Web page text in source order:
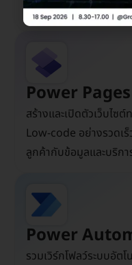
เคลื่อนผลลัพธ์ทางธุรกิจ
Power Pages
สร้างและเปิดตัวเว็บไซ
Low-code อย่างรวดเ
ลูกค้ากับข้อมูลและบริก
Power
รวมเวิร์กโฟลว์ระบบอัต